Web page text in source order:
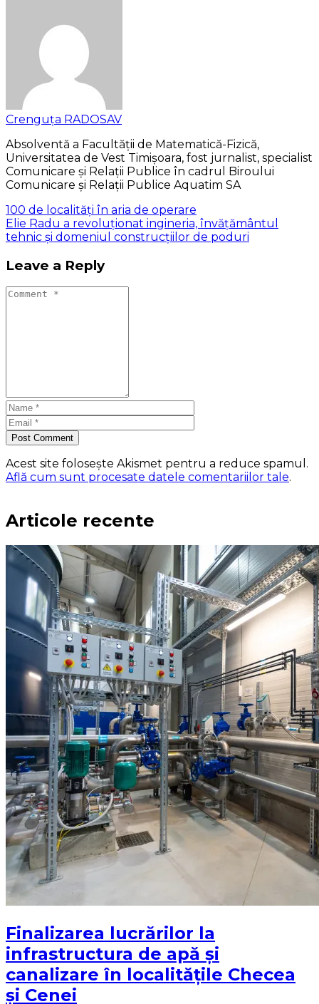
Crenguța RADOSAV
Absolventă a Facultății de Matematică-Fizică,
Universitatea de Vest Timișoara, fost jurnalist, specialist
Comunicare și Relații Publice în cadrul Biroului
Comunicare și Relații Publice Aquatim SA
100 de localități în aria de operare
Elie Radu a revoluţionat ingineria, învăţământul
tehnic şi domeniul construcţiilor de poduri
Leave a Reply
Post Comment
Acest site folosește Akismet pentru a reduce spamul.
Află cum sunt procesate datele comentariilor tale.
Articole recente
Finalizarea lucrărilor la
infrastructura de apă și
canalizare în localitățile Checea
și Cenei